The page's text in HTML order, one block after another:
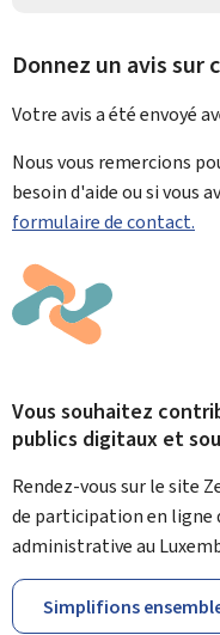
Donnez un avis sur
Votre avis a été envoyé
Nous vous remercions
besoin d'aide ou si vous
formulaire de contact.
Vous souhaitez
publics digitaux et
Rendez-vous sur le site
de participation en ligne
administrative au
Simplifions